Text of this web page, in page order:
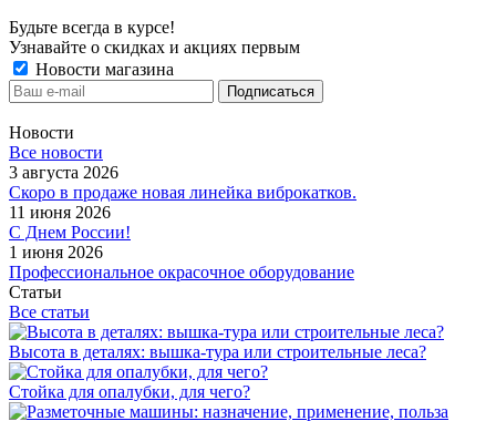
Будьте всегда в курсе!
Узнавайте о скидках и акциях первым
Новости магазина
Новости
Все новости
3 августа 2026
Скоро в продаже новая линейка виброкатков.
11 июня 2026
С Днем России!
1 июня 2026
Профессиональное окрасочное оборудование
Статьи
Все статьи
Высота в деталях: вышка-тура или строительные леса?
Стойка для опалубки, для чего?